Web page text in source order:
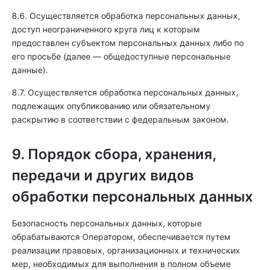
8.6. Осуществляется обработка персональных данных,
доступ неограниченного круга лиц к которым
предоставлен субъектом персональных данных либо по
его просьбе (далее — общедоступные персональные
данные).
8.7. Осуществляется обработка персональных данных,
подлежащих опубликованию или обязательному
раскрытию в соответствии с федеральным законом.
9. Порядок сбора, хранения,
передачи и других видов
обработки персональных данных
Безопасность персональных данных, которые
обрабатываются Оператором, обеспечивается путем
реализации правовых, организационных и технических
мер, необходимых для выполнения в полном объеме